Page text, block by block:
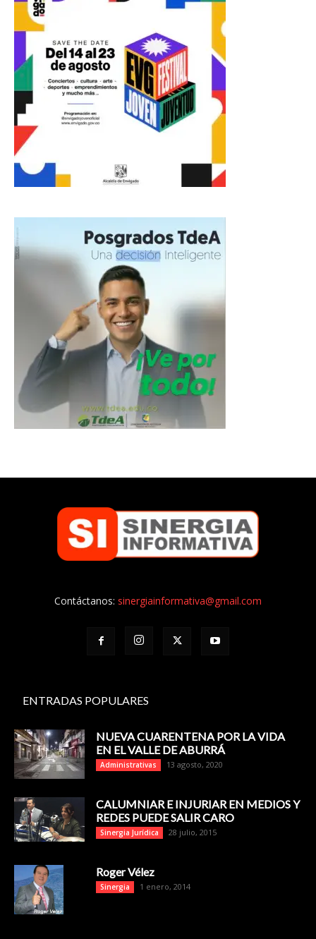
Contáctanos: sinergiainformativa@gmail.com
ENTRADAS POPULARES
NUEVA CUARENTENA POR LA VIDA
EN EL VALLE DE ABURRÁ
Administrativas 13 agosto, 2020
CALUMNIAR E INJURIAR EN MEDIOS Y
REDES PUEDE SALIR CARO
Sinergia Jurídica 28 julio, 2015
Roger Vélez
Sinergia 1 enero, 2014